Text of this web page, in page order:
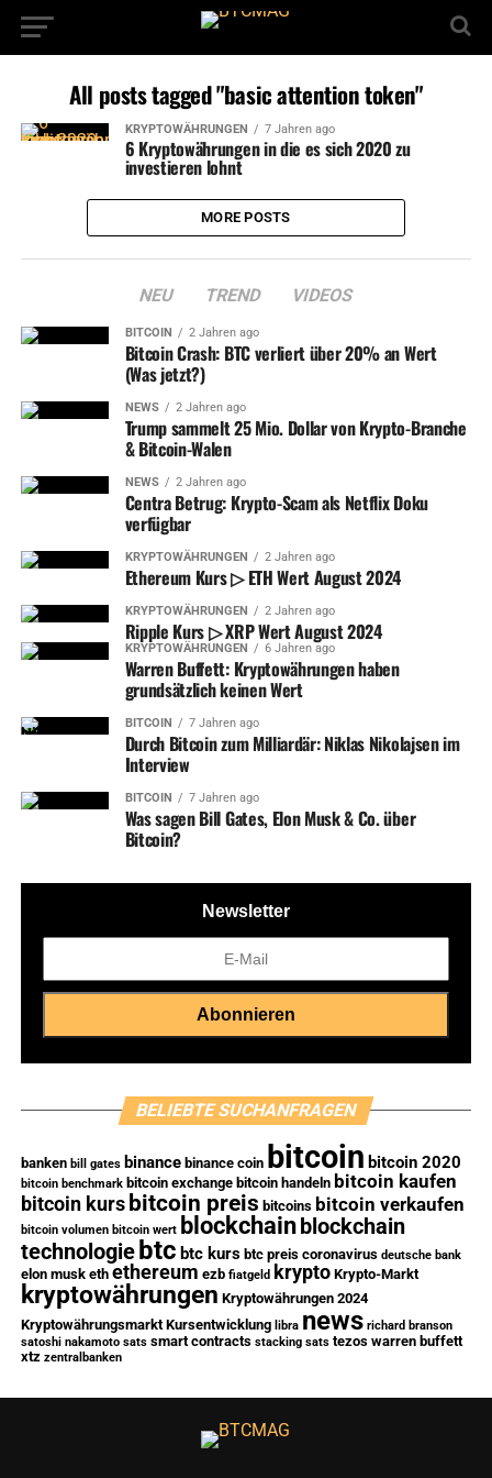
All posts tagged "basic attention token"
KRYPTOWÄHRUNGEN 7 Jahren ago
6 Kryptowährungen in die es sich 2020 zu
investieren lohnt
MORE POSTS
NEU TREND VIDEOS
BITCOIN 2 Jahren ago
Bitcoin Crash: BTC verliert über 20% an Wert
(Was jetzt?)
NEWS 2 Jahren ago
Trump sammelt 25 Mio. Dollar von Krypto-Branche
& Bitcoin-Walen
NEWS 2 Jahren ago
Centra Betrug: Krypto-Scam als Netflix Doku
verfügbar
KRYPTOWÄHRUNGEN 2 Jahren ago
Ethereum Kurs ▷ ETH Wert August 2024
KRYPTOWÄHRUNGEN 2 Jahren ago
Ripple Kurs ▷ XRP Wert August 2024
KRYPTOWÄHRUNGEN 6 Jahren ago
Warren Buffett: Kryptowährungen haben
grundsätzlich keinen Wert
BITCOIN 7 Jahren ago
Durch Bitcoin zum Milliardär: Niklas Nikolajsen im
Interview
BITCOIN 7 Jahren ago
Was sagen Bill Gates, Elon Musk & Co. über
Bitcoin?
Newsletter
BELIEBTE SUCHANFRAGEN
banken bill gates binance binance coin bitcoin bitcoin 2020
bitcoin benchmark bitcoin exchange bitcoin handeln bitcoin kaufen
bitcoin kurs bitcoin preis bitcoins bitcoin verkaufen
bitcoin volumen bitcoin wert blockchain blockchain
technologie btc btc kurs btc preis coronavirus deutsche bank
elon musk eth ethereum ezb fiatgeld krypto Krypto-Markt
kryptowährungen Kryptowährungen 2024
Kryptowährungsmarkt Kursentwicklung libra news richard branson
satoshi nakamoto sats smart contracts stacking sats tezos warren buffett
xtz zentralbanken